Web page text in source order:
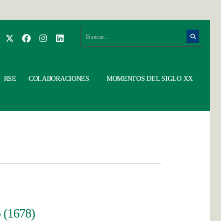
RSE COLABORACIONES MOMENTOS DEL SIGLO XX
(1678)